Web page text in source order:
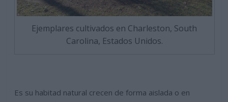
Ejemplares cultivados en Charleston, South
Carolina, Estados Unidos.
Es su habitad natural crecen de forma aislada o en